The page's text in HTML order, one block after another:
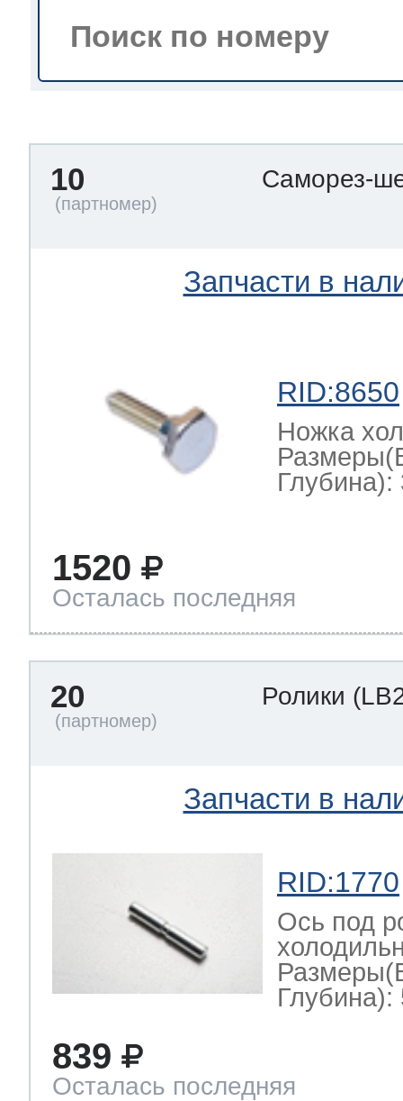
по уходу
10 Саморез-
Запчасти в
RID:8650
Ножка
Глубина):
1520
Осталась последняя
20 Ролики
Запчасти в
RID:1770
Ось под
Глубина):
839
Осталась последняя